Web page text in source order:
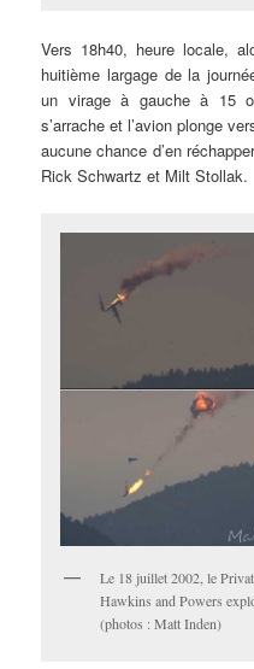
Vers 18h40, heure locale,
huitième largage de la
un virage à gauche à 15
s’arrache et l’avion plonge
aucune chance d’en
Rick Schwartz et Milt Stollak.
Le 18 juillet 2002, le
Hawkins and Powers
(photos : Matt Inden)